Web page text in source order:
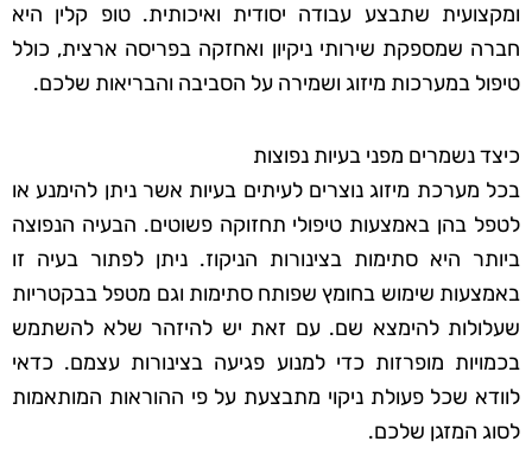
ומקצועית שתבצע עבודה יסודית ואיכותית. טופ קלין היא
חברה שמספקת שירותי ניקיון ואחזקה בפריסה ארצית, כולל
טיפול במערכות מיזוג ושמירה על הסביבה והבריאות שלכם.
כיצד נשמרים מפני בעיות נפוצות
בכל מערכת מיזוג נוצרים לעיתים בעיות אשר ניתן להימנע או
לטפל בהן באמצעות טיפולי תחזוקה פשוטים. הבעיה הנפוצה
ביותר היא סתימות בצינורות הניקוז. ניתן לפתור בעיה זו
באמצעות שימוש בחומץ שפותח סתימות וגם מטפל בבקטריות
שעלולות להימצא שם. עם זאת יש להיזהר שלא להשתמש
בכמויות מופרזות כדי למנוע פגיעה בצינורות עצמם. כדאי
לוודא שכל פעולת ניקוי מתבצעת על פי ההוראות המותאמות
לסוג המזגן שלכם.